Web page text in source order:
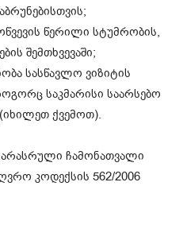
წერილი სტუმრობის,
შემთხვევაში;
სასწავლო ვიზიტის
საკმარისი საარსებო
ქვემოთ).
არასრული ჩამონათვალი
კოდექსის 562/2006